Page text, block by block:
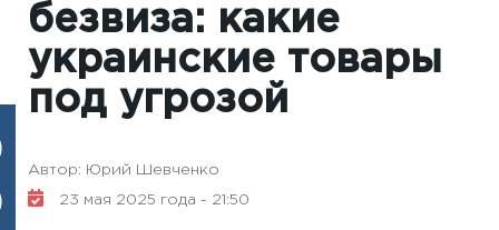
безвиза: какие
украинские товары
под угрозой
Автор: Юрий Шевченко
23 мая 2025 года - 21:50